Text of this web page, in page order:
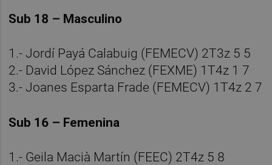
Sub 18 – Masculino
1.- Jordí Payá Calabuig (FEMECV) 2T3z 5 5
2.- David López Sánchez (FEXME) 1T4z 1 7
3.- Joanes Esparta Frade (FEMECV) 1T4z 2 7
Sub 16 – Femenina
1.- Geila Macià Martín (FEEC) 2T4z 5 8